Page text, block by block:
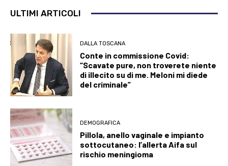
ULTIMI ARTICOLI
DALLA TOSCANA
Conte in commissione Covid:
“Scavate pure, non troverete niente
di illecito su di me. Meloni mi diede
del criminale”
DEMOGRAFICA
Pillola, anello vaginale e impianto
sottocutaneo: l’allerta Aifa sul
rischio meningioma